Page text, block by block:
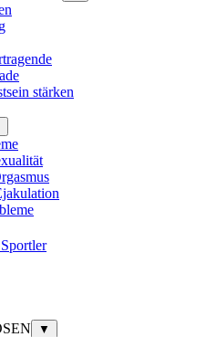
stärken
▼